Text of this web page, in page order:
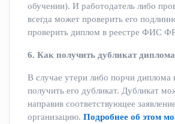
обучении). И работодатель либо
всегда может проверить его
проверить диплом в реестре ФИС
6. Как получить дубликат
В случае утери либо порчи диплома
получить его дубликат. Дубликат
направив соответствующее
организацию. Подробнее об этом